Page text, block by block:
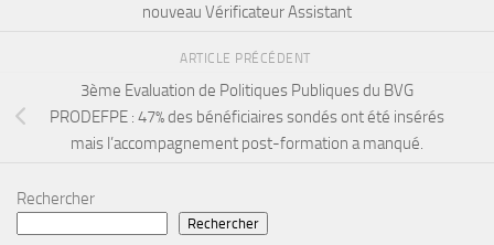
nouveau Vérificateur Assistant
ARTICLE PRÉCÉDENT
3ème Evaluation de Politiques Publiques du BVG
PRODEFPE : 47% des bénéficiaires sondés ont été insérés
mais l’accompagnement post-formation a manqué.
Rechercher
Rechercher